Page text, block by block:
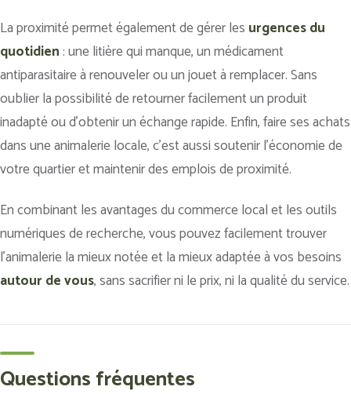
La proximité permet également de gérer les urgences du
quotidien : une litière qui manque, un médicament
antiparasitaire à renouveler ou un jouet à remplacer. Sans
oublier la possibilité de retourner facilement un produit
inadapté ou d’obtenir un échange rapide. Enfin, faire ses achats
dans une animalerie locale, c’est aussi soutenir l’économie de
votre quartier et maintenir des emplois de proximité.
En combinant les avantages du commerce local et les outils
numériques de recherche, vous pouvez facilement trouver
l’animalerie la mieux notée et la mieux adaptée à vos besoins
autour de vous, sans sacrifier ni le prix, ni la qualité du service.
Questions fréquentes